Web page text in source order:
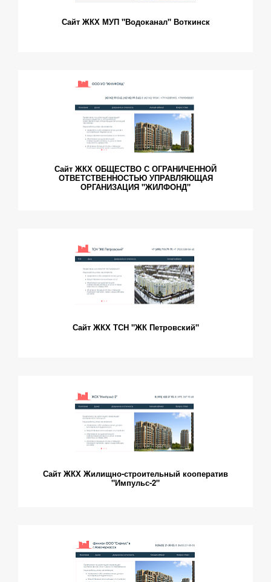
Сайт ЖКХ МУП "Водоканал" Воткинск
Сайт ЖКХ ОБЩЕСТВО С ОГРАНИЧЕННОЙ
ОТВЕТСТВЕННОСТЬЮ УПРАВЛЯЮЩАЯ
ОРГАНИЗАЦИЯ "ЖИЛФОНД"
Сайт ЖКХ ТСН "ЖК Петровский"
Сайт ЖКХ Жилищно-строительный кооператив
"Импульс-2"